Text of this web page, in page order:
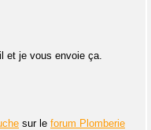
et je vous envoie ça.
sur le forum Plomberie